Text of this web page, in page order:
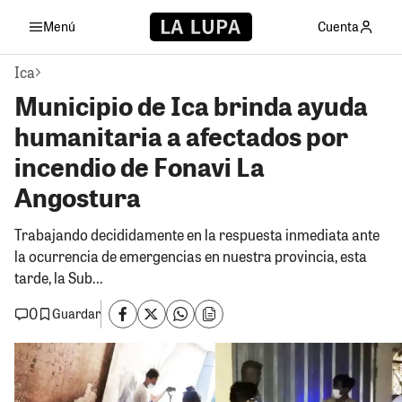
Menú Cuenta
Ica
Municipio de Ica brinda ayuda
humanitaria a afectados por
incendio de Fonavi La
Angostura
Trabajando decididamente en la respuesta inmediata ante
la ocurrencia de emergencias en nuestra provincia, esta
tarde, la Sub...
0
Guardar